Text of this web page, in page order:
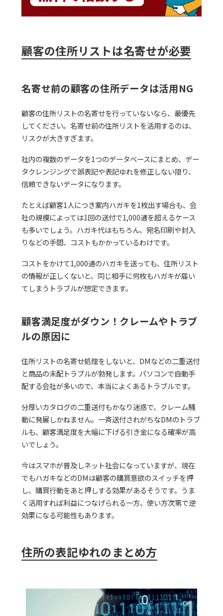
顧客の住所リストは名寄せが必要
名寄せ前の顧客の住所データは活用NG
顧客の住所リストの名寄せを行っていないなら、最優先
してください。名寄せ前の住所リストを活用するのは、
リスクが大きすぎます。
社内の複数のデータを1つのデータベースにまとめ、デー
タクレンジングで誤表記や表記ゆれを修正しない限り、
信頼できないデータになります。
たとえば顧客1人につき案内ハガキを1枚出す場合も、会
社の規模によっては1回の送付で1,000通を超えるケース
も多いでしょう。ハガキ代はもちろん、宛名印刷や封入
りなどの手間、コストもかかっているわけです。
コストをかけて1,000通のハガキを送っても、住所リスト
の情報が正しくないと、同じ相手に何枚もハガキが届い
てしまうトラブルが想定できます。
顧客満足度がダウン！クレームやトラブ
ルの原因に
住所リストの名寄せ処理をしないと、DMなどの二重送付
と商品の未配トラブルが勃発します。パソコンで自動手
配する会社が多いので、本当によくあるトラブルです。
分厚いカタログの二重送付もかなり迷惑で、クレーム騒
動に発展しかねません。一斉送付されがちなDMのトラブ
ルも、顧客満足度を大幅に下げる引き金になる確率が高
いでしょう。
今はスマホが普及しネット社会になっていますが、現在
でもハガキなどのDMは顧客の購買意欲のスイッチを押
し、購買行動をあと押しする効果があるそうです。うま
く活用すれば利益につなげられる一方、使い方次第で逆
効果になる可能性もあります。
住所の表記ゆれのまとめ方